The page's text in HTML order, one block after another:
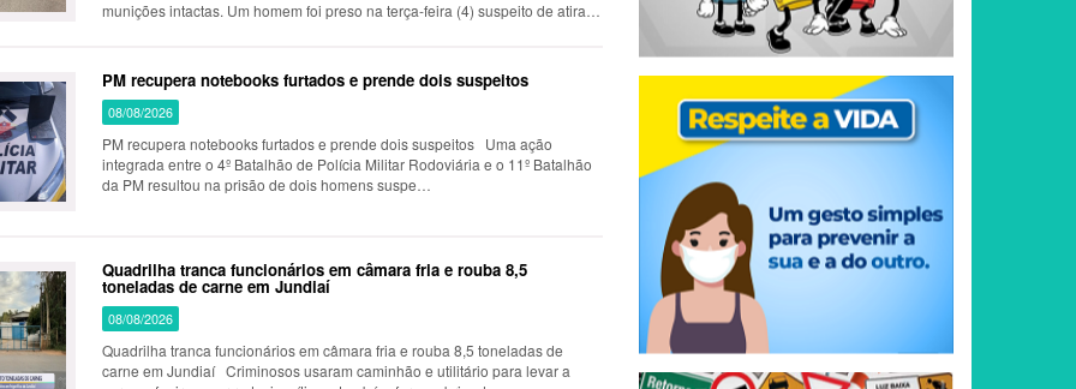
munições intactas. Um homem foi preso na terça-feira (4) suspeito de atira…
PM recupera notebooks furtados e prende dois suspeitos
08/08/2026
PM recupera notebooks furtados e prende dois suspeitos Uma ação
integrada entre o 4º Batalhão de Polícia Militar Rodoviária e o 11º Batalhão
da PM resultou na prisão de dois homens suspe…
Quadrilha tranca funcionários em câmara fria e rouba 8,5
toneladas de carne em Jundiaí
08/08/2026
Quadrilha tranca funcionários em câmara fria e rouba 8,5 toneladas de
carne em Jundiaí Criminosos usaram caminhão e utilitário para levar a